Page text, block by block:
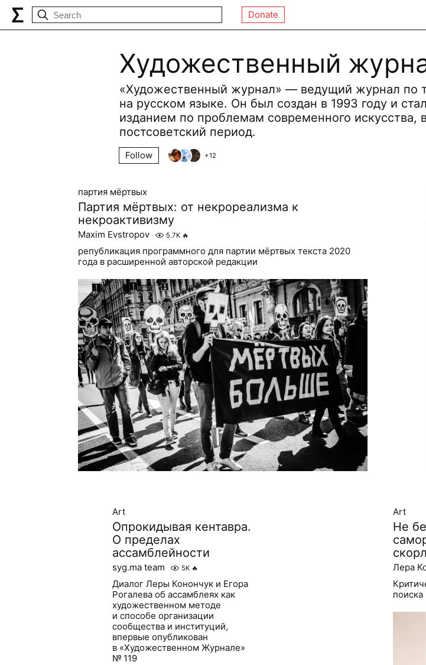
Donate
Художественный
«Художественный журнал» — ведущий журнал по
на русском языке. Он был создан в 1993 году и
изданием по проблемам современного искусства,
постсоветский период.
Follow +12
партия мёртвых
Партия мёртвых: от некрореализма к
некроактивизму
Maxim Evstropov 5.7K 🔥
републикация программного для партии мёртвых текста 2020
года в расширенной авторской редакции
Art
Опрокидывая кентавра.
О пределах
ассамблейности
syg.ma team 5K 🔥
Диалог Леры Конончук и Егора
Рогалева об ассамблеях как
художественном методе
и способе организации
сообщества и институций,
впервые опубликован
в «Художественном Журнале»
№ 119
Art
Не
Лера